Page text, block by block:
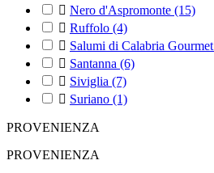
 Nero d'Aspromonte (15)
 Ruffolo (4)
 Salumi di Calabria Gourmet
 Santanna (6)
 Siviglia (7)
 Suriano (1)
PROVENIENZA
PROVENIENZA